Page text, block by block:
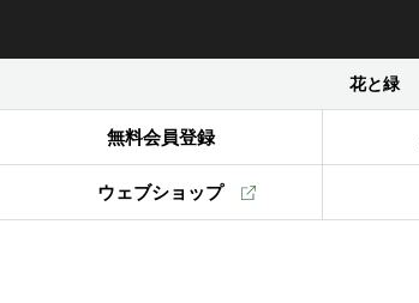
花と緑
無料会員登録
ウェブショップ